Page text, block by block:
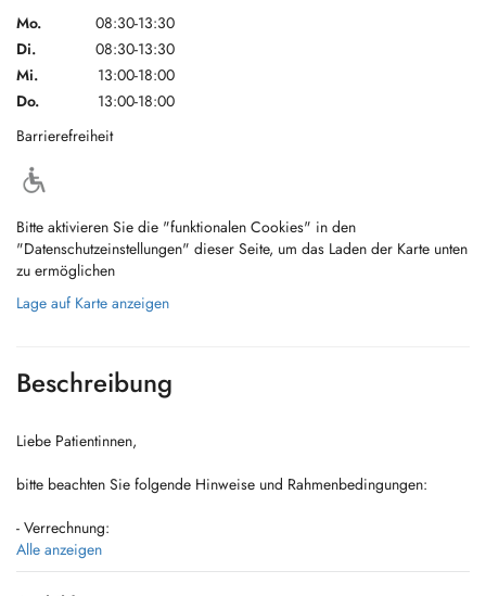
Mo.
08:30-13:30
Di.
08:30-13:30
Mi.
13:00-18:00
Do.
13:00-18:00
Barrierefreiheit
Bitte aktivieren Sie die "funktionalen Cookies" in den
"Datenschutzeinstellungen" dieser Seite, um das Laden der Karte unten
zu ermöglichen
Lage auf Karte anzeigen
Beschreibung
Liebe Patientinnen,
bitte beachten Sie folgende Hinweise und Rahmenbedingungen:
- Verrechnung:
Wir sind Vertragspartner aller Kassen (ÖGK, SVS, BVAEB, KFA).
Leistungen außerhalb des Kassenkatalogs werden als Privatleistungen
Alle anzeigen